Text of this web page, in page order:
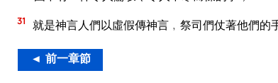
31 就是神言人們以虛假傳神言﹐祭司們仗著他們
◄ 前一章節